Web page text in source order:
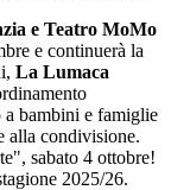
e Teatro MoMo
e continuerà la
La Lumaca
a bambini e famiglie
alla condivisione.
sabato 4 ottobre!
2025/26.